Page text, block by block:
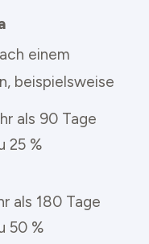
einem
beispielsweise
als 90 Tage
25 %
als 180 Tage
50 %